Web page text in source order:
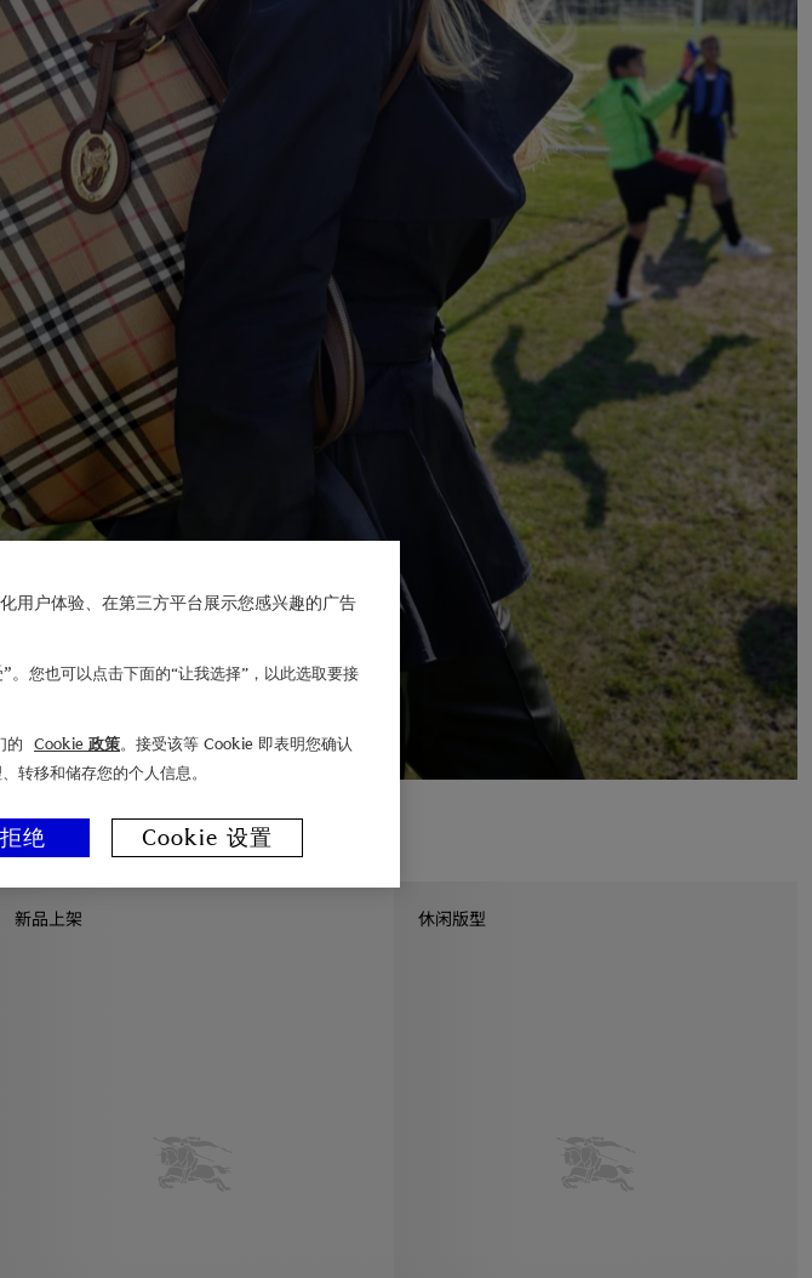
新品上架 休闲版型
用户体验、在第三方平台展示您感兴趣的广告
您也可以点击下面的“让我选择”，以此选取要接
的 Cookie 政策。接受该等 Cookie 即表明您确认
转移和储存您的个人信息。
绝 Cookie 设置